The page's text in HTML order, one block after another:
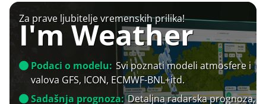
Za prave ljubitelje vremenskih prilika!
I'm Weather
Podaci o modelu: Svi poznati modeli atmosfere i
valova GFS, ICON, ECMWF-BNL+itd.
Sadašnja prognoza: Detaljna radarska prognoza,